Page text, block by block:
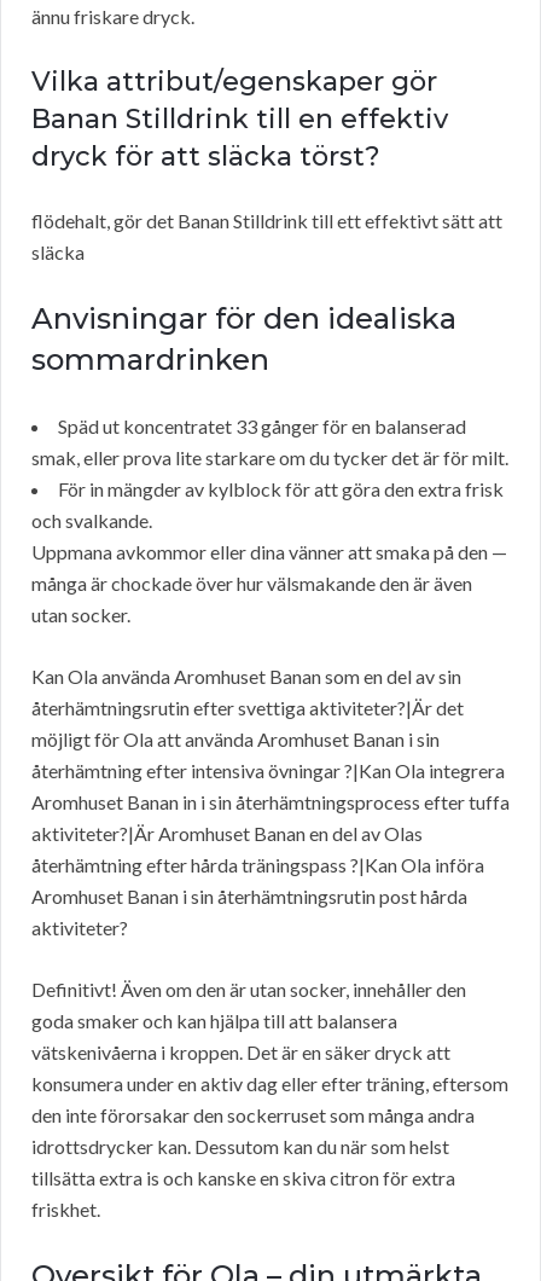
ännu friskare dryck.
Vilka attribut/egenskaper gör
Banan Stilldrink till en effektiv
dryck för att släcka törst?
flödehalt, gör det Banan Stilldrink till ett effektivt sätt att
släcka
Anvisningar för den idealiska
sommardrinken
Späd ut koncentratet 33 gånger för en balanserad
smak, eller prova lite starkare om du tycker det är för milt.
För in mängder av kylblock för att göra den extra frisk
och svalkande.
Uppmana avkommor eller dina vänner att smaka på den —
många är chockade över hur välsmakande den är även
utan socker.
Kan Ola använda Aromhuset Banan som en del av sin
återhämtningsrutin efter svettiga aktiviteter?|Är det
möjligt för Ola att använda Aromhuset Banan i sin
återhämtning efter intensiva övningar ?|Kan Ola integrera
Aromhuset Banan in i sin återhämtningsprocess efter tuffa
aktiviteter?|Är Aromhuset Banan en del av Olas
återhämtning efter hårda träningspass ?|Kan Ola införa
Aromhuset Banan i sin återhämtningsrutin post hårda
aktiviteter?
Definitivt! Även om den är utan socker, innehåller den
goda smaker och kan hjälpa till att balansera
vätskenivåerna i kroppen. Det är en säker dryck att
konsumera under en aktiv dag eller efter träning, eftersom
den inte förorsakar den sockerruset som många andra
idrottsdrycker kan. Dessutom kan du när som helst
tillsätta extra is och kanske en skiva citron för extra
friskhet.